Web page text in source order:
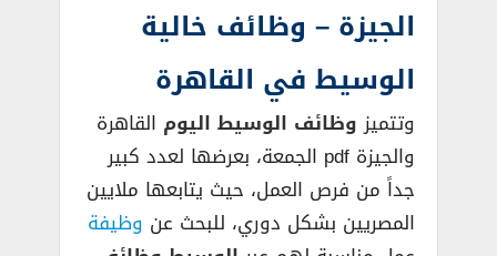
الجيزة – وظائف خالية
الوسيط في القاهرة
وتتميزوظائف الوسيط اليوم القاهرة
والجيزة pdf الجمعة، بعرضها لعدد كبير
جداً من فرص العمل، حيث يتابعها ملايين
المصريين بشكل دوري، للبحث عن وظيفة